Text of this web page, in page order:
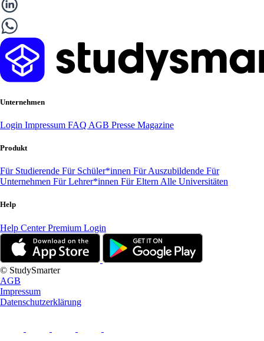
Unternehmen
Login Impressum FAQ AGB Presse Magazine
Produkt
Für Studierende Für Schüler*innen Für Auszubildende Für
Unternehmen Für Lehrer*innen Für Eltern Alle Universitäten
Help
Help CenterPremium Login
© StudySmarter
AGB
Impressum
Datenschutzerklärung